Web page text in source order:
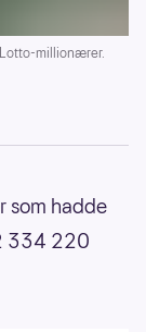
millionærer.
som hadde
334 220